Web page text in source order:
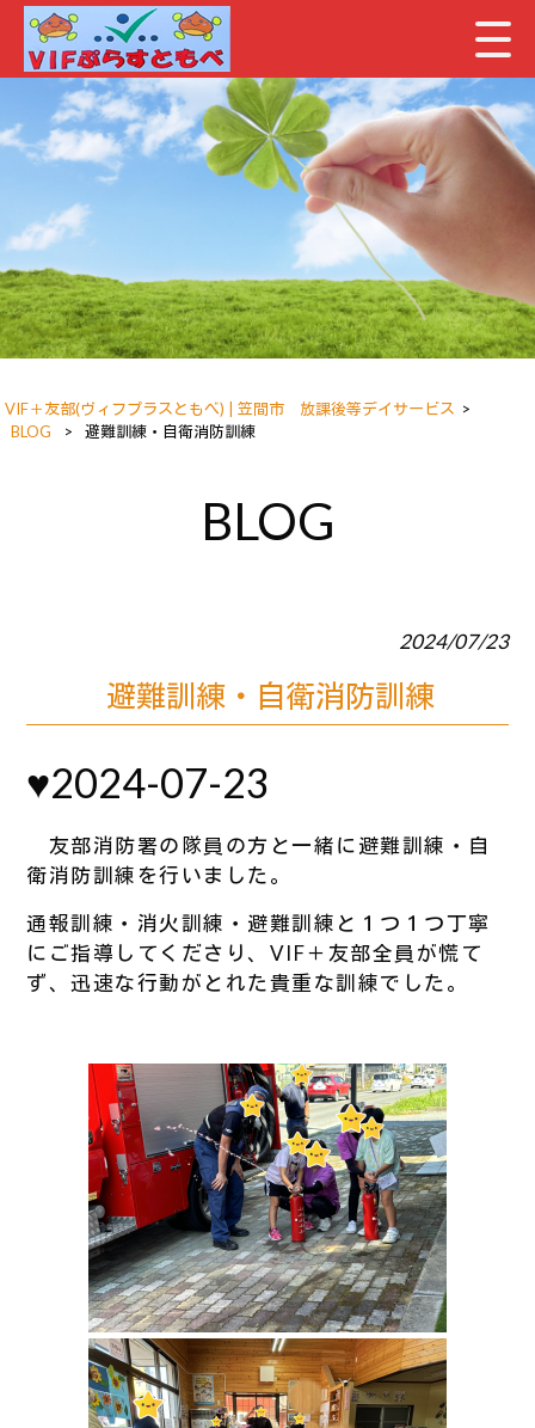
VIF＋友部(ヴィフプラスともべ) | 笠間市 放課後等デイサービス >
BLOG
> 避難訓練・自衛消防訓練
BLOG
2024/07/23
避難訓練・自衛消防訓練
♥2024-07-23
友部消防署の隊員の方と一緒に避難訓練・自
衛消防訓練を行いました。
通報訓練・消火訓練・避難訓練と１つ１つ丁寧
にご指導してくださり、VIF＋友部全員が慌て
ず、迅速な行動がとれた貴重な訓練でした。